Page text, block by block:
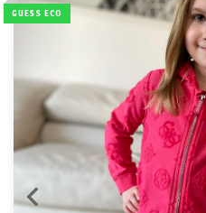
Celý
sortiment
Obuv
Doplňky
Dárkové
balení
GUESS ECO